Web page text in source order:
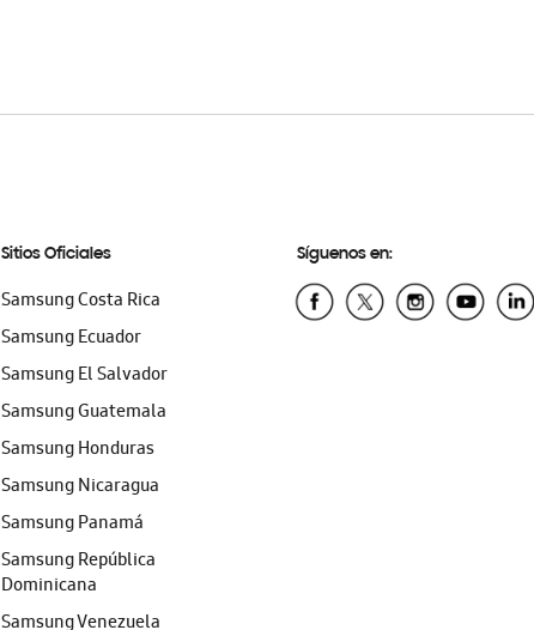
Sitios Oficiales
Samsung Costa Rica
Samsung Ecuador
Samsung El Salvador
Samsung Guatemala
Samsung Honduras
Samsung Nicaragua
Samsung Panamá
Samsung República
Dominicana
Samsung Venezuela
Síguenos en: